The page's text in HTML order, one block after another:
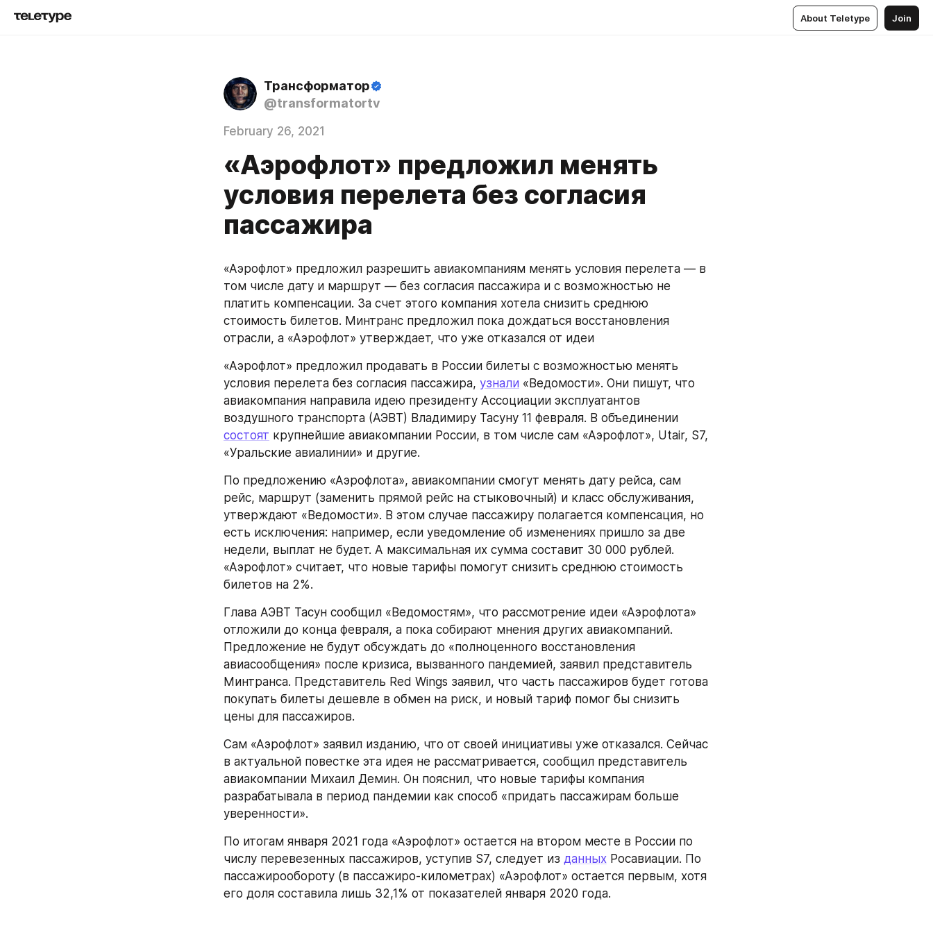
About Teletype Join
Трансформатор
@transformatortv
February 26, 2021
«Аэрофлот» предложил менять
условия перелета без согласия
пассажира
«Аэрофлот» предложил разрешить авиакомпаниям менять условия перелета — в
том числе дату и маршрут — без согласия пассажира и с возможностью не
платить компенсации. За счет этого компания хотела снизить среднюю
стоимость билетов. Минтранс предложил пока дождаться восстановления
отрасли, а «Аэрофлот» утверждает, что уже отказался от идеи
«Аэрофлот» предложил продавать в России билеты с возможностью менять
условия перелета без согласия пассажира, узнали «Ведомости». Они пишут, что
авиакомпания направила идею президенту Ассоциации эксплуатантов
состоят крупнейшие авиакомпании России, в том числе сам «Аэрофлот», Utair, S7,
«Уральские авиалинии» и другие.
По предложению «Аэрофлота», авиакомпании смогут менять дату рейса, сам
рейс, маршрут (заменить прямой рейс на стыковочный) и класс обслуживания,
утверждают «Ведомости». В этом случае пассажиру полагается компенсация, но
есть исключения: например, если уведомление об изменениях пришло за две
недели, выплат не будет. А максимальная их сумма составит 30 000 рублей.
«Аэрофлот» считает, что новые тарифы помогут снизить среднюю стоимость
билетов на 2%.
Глава АЭВТ Тасун сообщил «Ведомостям», что рассмотрение идеи «Аэрофлота»
отложили до конца февраля, а пока собирают мнения других авиакомпаний.
Предложение не будут обсуждать до «полноценного восстановления
авиасообщения» после кризиса, вызванного пандемией, заявил представитель
Минтранса. Представитель Red Wings заявил, что часть пассажиров будет готова
покупать билеты дешевле в обмен на риск, и новый тариф помог бы снизить
цены для пассажиров.
Сам «Аэрофлот» заявил изданию, что от своей инициативы уже отказался. Сейчас
в актуальной повестке эта идея не рассматривается, сообщил представитель
авиакомпании Михаил Демин. Он пояснил, что новые тарифы компания
разрабатывала в период пандемии как способ «придать пассажирам больше
уверенности».
По итогам января 2021 года «Аэрофлот» остается на втором месте в России по
числу перевезенных пассажиров, уступив S7, следует из данных Росавиации. По
пассажирообороту (в пассажиро-километрах) «Аэрофлот» остается первым, хотя
его доля составила лишь 32,1% от показателей января 2020 года.